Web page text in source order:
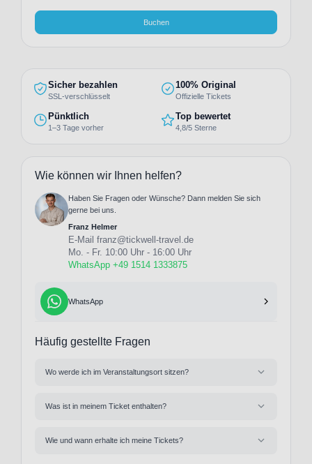
Buchen
Sicher bezahlen
SSL-verschlüsselt
100% Original
Offizielle Tickets
Pünktlich
1–3 Tage vorher
Top bewertet
4,8/5 Sterne
Wie können wir Ihnen helfen?
Haben Sie Fragen oder Wünsche? Dann melden Sie sich
gerne bei uns.
Franz Helmer
E-Mail franz@tickwell-travel.de
Mo. - Fr. 10:00 Uhr - 16:00 Uhr
WhatsApp +49 1514 1333875
WhatsApp
Häufig gestellte Fragen
Wo werde ich im Veranstaltungsort sitzen?
Was ist in meinem Ticket enthalten?
Wie und wann erhalte ich meine Tickets?